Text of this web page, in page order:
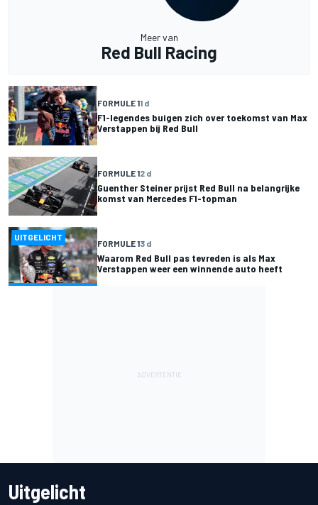
Meer van
Red Bull Racing
FORMULE 11 d
F1-legendes buigen zich over toekomst van Max
Verstappen bij Red Bull
FORMULE 12 d
Guenther Steiner prijst Red Bull na belangrijke
komst van Mercedes F1-topman
UITGELICHT
FORMULE 13 d
Waarom Red Bull pas tevreden is als Max
Verstappen weer een winnende auto heeft
Uitgelicht